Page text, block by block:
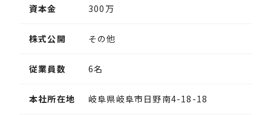
資本金 300万
株式公開 その他
従業員数 6名
本社所在地 岐阜県岐阜市日野南4-18-18